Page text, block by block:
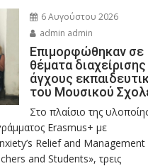
6 Αυγούστου 2026
admin admin
Eπιμορφώθηκαν σε
θέματα
άγχους
του Μουσικού
Στο πλαίσιο της
Erasmus+ με
Relief and
and Students», τρεις